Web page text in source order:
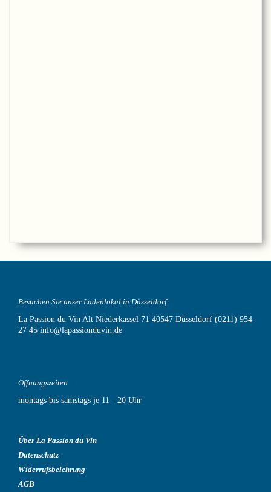
Besuchen Sie unser Ladenlokal in Düsseldorf
La Passion du Vin Alt Niederkassel 71 40547 Düsseldorf (0211) 954
27 45 info@lapassionduvin.de
Öffnungszeiten
montags bis samstags je 11 - 20 Uhr
Über La Passion du Vin
Datenschutz
Widerrufsbelehrung
AGB